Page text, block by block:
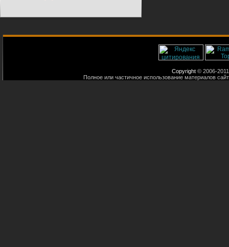
Copyright © 2006-
Полное или частичное использование материалов